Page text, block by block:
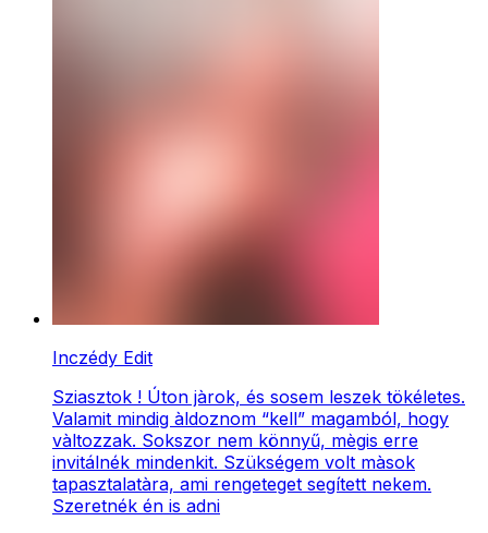
Inczédy Edit
Sziasztok ! Úton jàrok, és sosem leszek tökéletes.
Valamit mindig àldoznom “kell” magamból, hogy
vàltozzak. Sokszor nem könnyű, mègis erre
invitálnék mindenkit. Szükségem volt màsok
tapasztalatàra, ami rengeteget segített nekem.
Szeretnék én is adni